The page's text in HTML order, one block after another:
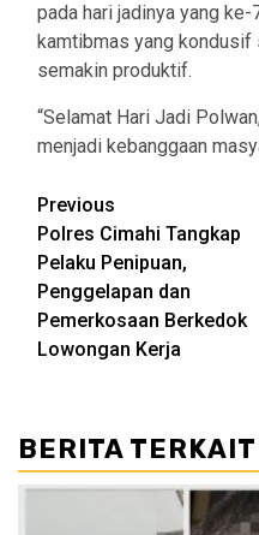
pada hari jadinya yang
kamtibmas yang kondusif
semakin produktif.
“Selamat Hari Jadi
menjadi kebanggaan
Post
navigation
Previous
Polres Cimahi Tangkap
Pelaku Penipuan,
Penggelapan dan
Pemerkosaan Berkedok
Lowongan Kerja
BERITA TERKAIT